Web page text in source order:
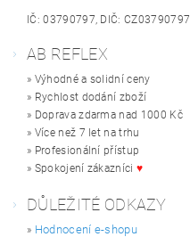
IČ: 03790797, DIČ: CZ03790797
AB REFLEX
» Výhodné a solidní ceny
» Rychlost dodání zboží
» Doprava zdarma nad 1000 Kč
» Více než 7 let na trhu
» Profesionální přístup
» Spokojení zákazníci♥
DŮLEŽITÉ ODKAZY
» Hodnocení e-shopu